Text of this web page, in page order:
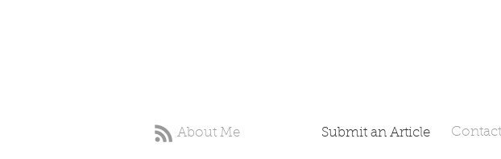
About Me Submit an Article